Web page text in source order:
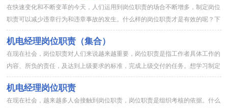
在快速变化和不断变革的今天，人们运用到岗位职责的场合不断增多，制定岗位
职责可以减少违章行为和违章事故的发生。什么样的岗位职责才是有效的呢？下
面是小编帮大家整理的机电经理岗位职责，仅供参考，欢迎大家阅读...
机电经理岗位职责（集合）
在现在社会，岗位职责对人们来说越来越重要，岗位职责是指工作者具体工作的
内容、所负的责任，及达到上级要求的标准，完成上级交付的任务。想学习制定
岗位职责却不知道该请教谁？下面是小编帮大家整理的机电经理岗位...
机电经理岗位职责
在现在社会，越来越多人会接触到岗位职责，岗位职责是组织考核的依据。什么